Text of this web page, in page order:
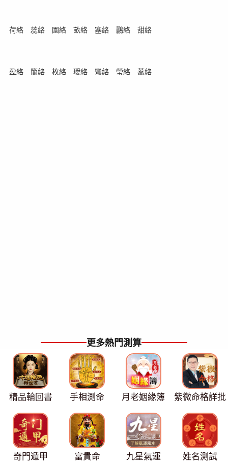
荷絡 蕊絡 園絡 畝絡 塞絡 鸝絡 甜絡
盈絡 簡絡 枚絡 璦絡 鸞絡 瑩絡 蕎絡
更多熱門測算
精品輪回書 手相測命 月老姻緣簿 紫微命格詳批
奇門遁甲 富貴命 九星氣運 姓名測試